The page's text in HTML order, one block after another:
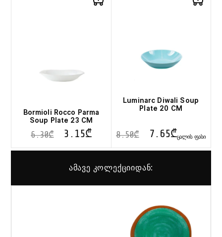
Bormioli Rocco Parma
Soup Plate 23 CM
6.30₾ 3.15₾
Luminarc Diwali Soup
Plate 20 CM
8.50₾ 7.65₾ᲪᲐᲚᲘᲡ ᲤᲐᲡᲘ
ამავე კოლექციიდან: